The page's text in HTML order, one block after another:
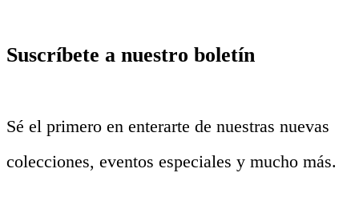
Suscríbete a nuestro boletín
Sé el primero en enterarte de nuestras nuevas
colecciones, eventos especiales y mucho más.